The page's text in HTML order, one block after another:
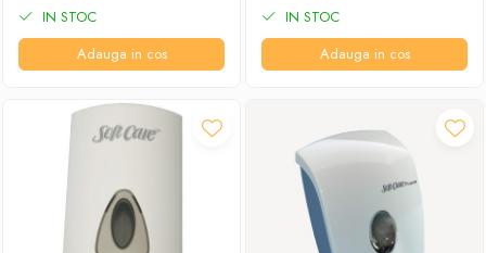
IN STOC
Adauga in cos
IN STOC
Adauga in cos